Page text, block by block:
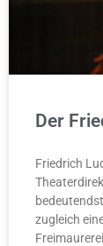
Der
Friedrich
zugleich